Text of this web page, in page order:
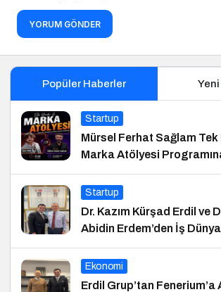
YORUM GÖNDER
Popüler Haberler
Startup
Mürsel Ferhat Sağlam Tek
Marka Atölyesi
Startup
Dr. Kazım Kürşad Erdil ve
Abidin Erdem’den İş
Ekonomi
Erdil Grup’tan Fenerium’a